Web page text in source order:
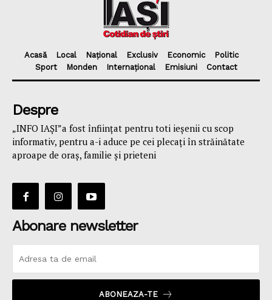
Acasă Local Național Exclusiv Economic
Politic
Sport
Monden Internațional Emisiuni Contact
Despre
„INFO IAȘI”a fost înfiinţat pentru toti ieşenii cu scop
informativ, pentru a-i aduce pe cei plecaţi în străinătate
aproape de oraş, familie și prieteni
Abonare newsletter
ABONEAZA-TE